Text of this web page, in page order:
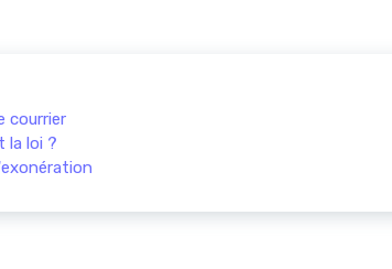
courrier
la loi ?